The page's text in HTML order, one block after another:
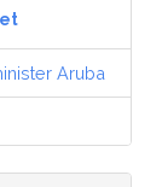
Aruba